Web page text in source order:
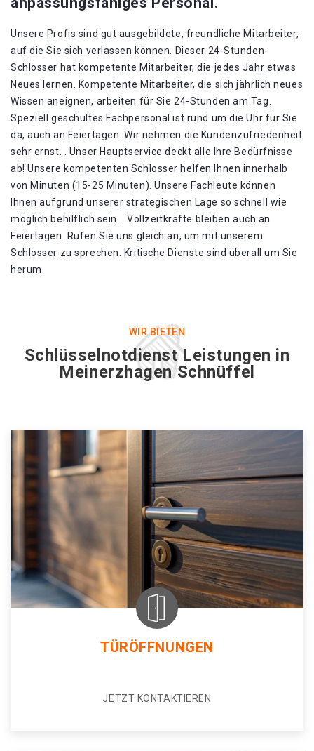
Unsere Profis sind gut ausgebildete, freundliche Mitarbeiter,
auf die Sie sich verlassen können. Dieser 24-Stunden-
Schlosser hat kompetente Mitarbeiter, die jedes Jahr etwas
Neues lernen. Kompetente Mitarbeiter, die sich jährlich neues
Wissen aneignen, arbeiten für Sie 24-Stunden am Tag.
Speziell geschultes Fachpersonal ist rund um die Uhr für Sie
da, auch an Feiertagen. Wir nehmen die Kundenzufriedenheit
sehr ernst. . Unser Hauptservice deckt alle Ihre Bedürfnisse
ab! Unsere kompetenten Schlosser helfen Ihnen innerhalb
von Minuten (15-25 Minuten). Unsere Fachleute können
Ihnen aufgrund unserer strategischen Lage so schnell wie
möglich behilflich sein. . Vollzeitkräfte bleiben auch an
Feiertagen. Rufen Sie uns gleich an, um mit unserem
Schlosser zu sprechen. Kritische Dienste sind überall um Sie
herum.
WIR BIETEN
Schlüsselnotdienst Leistungen in
Meinerzhagen Schnüffel
TÜRÖFFNUNGEN
JETZT KONTAKTIEREN